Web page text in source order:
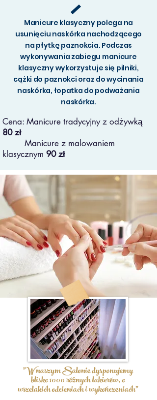
Manicure klasyczny polega na
usunięciu naskórka nachodzącego
na płytkę paznokcia. Podczas
wykonywania zabiegu manicure
klasyczny wykorzystuje się pilniki,
cążki do paznokci oraz do wycinania
naskórka, łopatka do podważania
naskórka.
Cena: Manicure tradycyjny z odżywką
80 zł
Manicure z malowaniem
klasycznym 90 zł
"W naszym Salonie dysponujemy
blisko 1000 różnych lakierów, o
wszelakich odcieniach i wykończeniach"